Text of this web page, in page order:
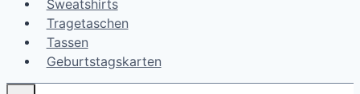
Sweatshirts
Tragetaschen
Tassen
Geburtstagskarten